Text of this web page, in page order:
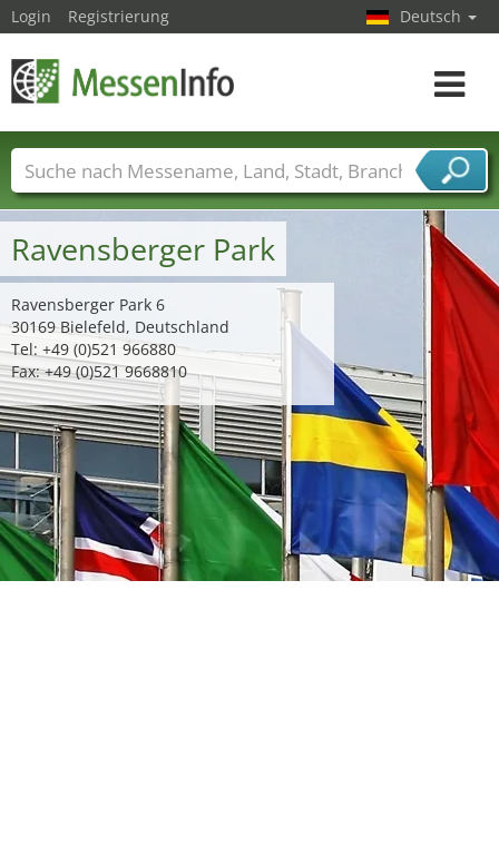
Ravensberger Park
Ravensberger Park 6
30169 Bielefeld, Deutschland
Tel: +49 (0)521 966880
Fax: +49 (0)521 9668810
Login Registrierung Deutsch
Toggle
Messenamen Länder Städte
Branchen
Dienstleisterbranchen